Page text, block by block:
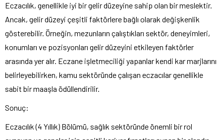
Eczacılık, genellikle iyi bir gelir düzeyine sahip olan bir meslektir.
Ancak, gelir düzeyi çeşitli faktörlere bağlı olarak değişkenlik
gösterebilir. Örneğin, mezunların çalıştıkları sektör, deneyimleri,
konumları ve pozisyonları gelir düzeyini etkileyen faktörler
arasında yer alır. Eczane işletmeciliği yapanlar kendi kar marjlarını
belirleyebilirken, kamu sektöründe çalışan eczacılar genellikle
sabit bir maaşla ödüllendirilir.
Sonuç:
Eczacılık (4 Yıllık) Bölümü, sağlık sektöründe önemli bir rol